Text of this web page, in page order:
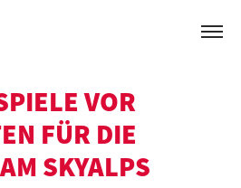
VOR
FÜR DIE
SKYALPS